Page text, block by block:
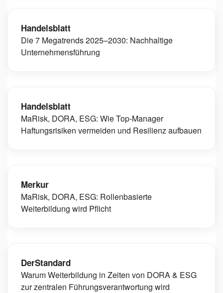
Handelsblatt
Die 7 Megatrends 2025–2030: Nachhaltige
Unternehmensführung
Handelsblatt
MaRisk, DORA, ESG: Wie Top-Manager
Haftungsrisiken vermeiden und Resilienz aufbauen
Merkur
MaRisk, DORA, ESG: Rollenbasierte
Weiterbildung wird Pflicht
DerStandard
Warum Weiterbildung in Zeiten von DORA & ESG
zur zentralen Führungsverantwortung wird